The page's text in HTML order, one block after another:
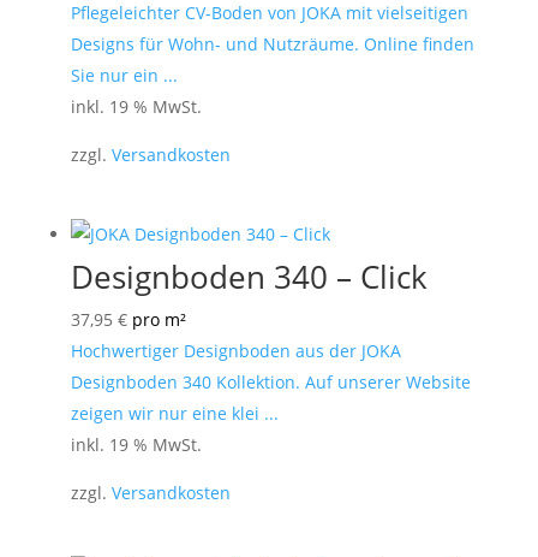
Pflegeleichter CV-Boden von JOKA mit vielseitigen
Designs für Wohn- und Nutzräume. Online finden
Sie nur ein ...
inkl. 19 % MwSt.
zzgl. Versandkosten
Designboden 340 – Click
37,95 € pro m²
Hochwertiger Designboden aus der JOKA
Designboden 340 Kollektion. Auf unserer Website
zeigen wir nur eine klei ...
inkl. 19 % MwSt.
zzgl. Versandkosten